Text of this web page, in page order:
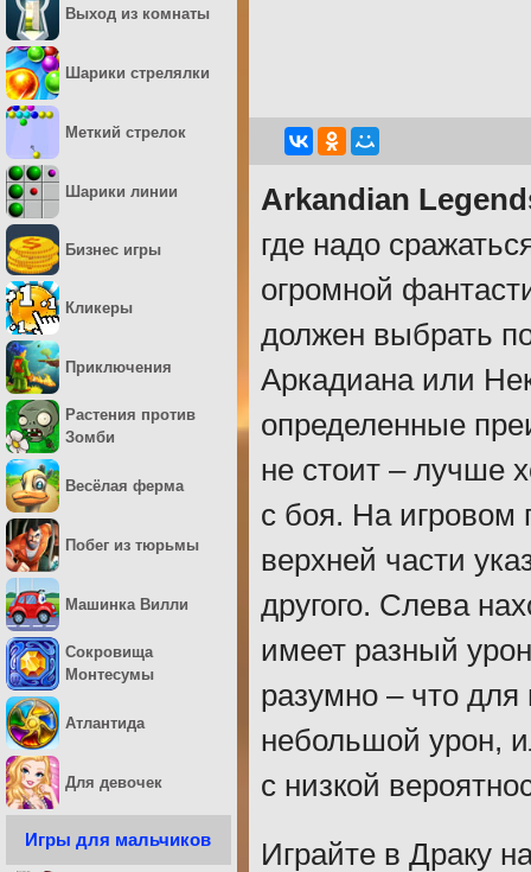
Arkandian
где надо
огромной
должен выбрать
Аркадиана или
определенные
не стоит – лучше
с боя. На игровом
верхней части
другого. Слева
имеет разный
разумно – что для
небольшой урон,
с низкой
Играйте в Драку
Выход из комнаты
Шарики стрелялки
Меткий стрелок
Шарики линии
Бизнес игры
Кликеры
Приключения
Растения против
Зомби
Весёлая ферма
Побег из тюрьмы
Машинка Вилли
Сокровища
Монтесумы
Атлантида
Для девочек
Игры для мальчиков